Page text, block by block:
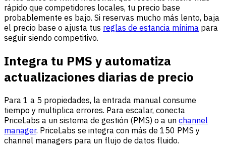
rápido que competidores locales, tu precio base
probablemente es bajo. Si reservas mucho más lento, baja
el precio base o ajusta tus reglas de estancia mínima para
seguir siendo competitivo.
Integra tu PMS y automatiza
actualizaciones diarias de precio
Para 1 a 5 propiedades, la entrada manual consume
tiempo y multiplica errores. Para escalar, conecta
PriceLabs a un sistema de gestión (PMS) o a un channel
manager. PriceLabs se integra con más de 150 PMS y
channel managers para un flujo de datos fluido.